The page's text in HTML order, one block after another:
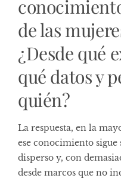
de las
¿Desde qué
qué datos y
quién?
La respuesta, en la
ese conocimiento sigue
disperso y, con
desde marcos que no